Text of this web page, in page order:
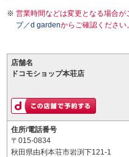
営業時間などは変更となる場合が
プ／d gardenからご確認ください。
店舗名
ドコモショップ本荘店
住所/電話番号
〒015-0834
秋田県由利本荘市岩渕下121-1